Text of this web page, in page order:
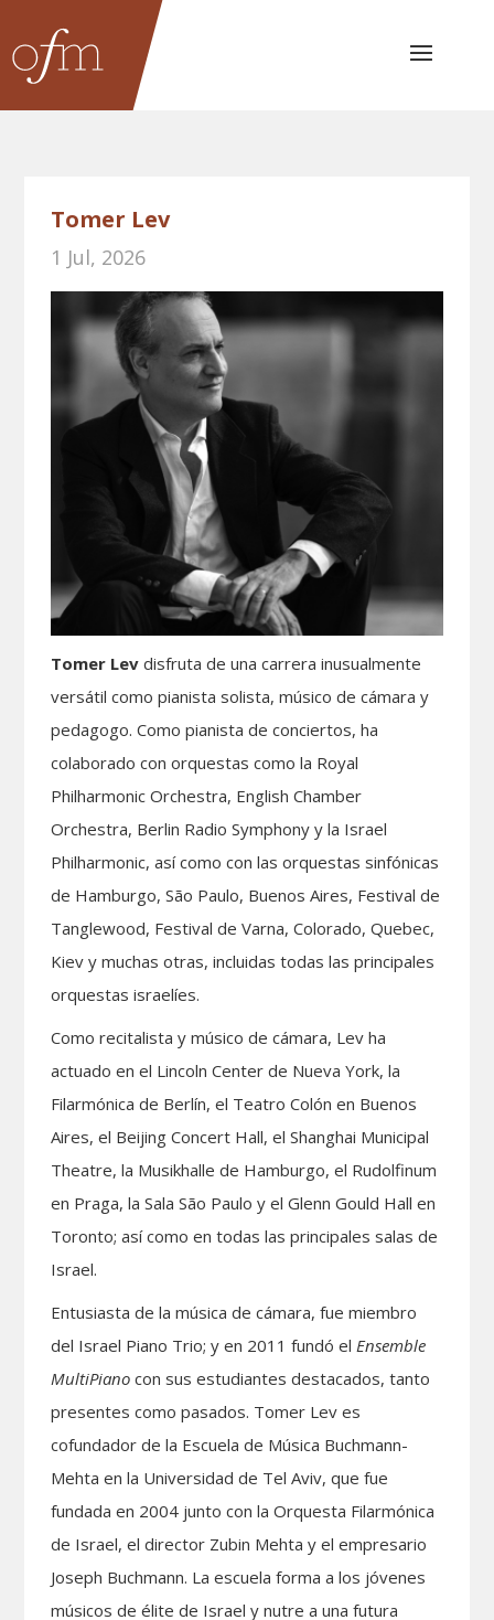
Tomer Lev
1 Jul, 2026
Tomer Lev disfruta de una carrera inusualmente
versátil como pianista solista, músico de cámara y
pedagogo. Como pianista de conciertos, ha
colaborado con orquestas como la Royal
Philharmonic Orchestra, English Chamber
Orchestra, Berlin Radio Symphony y la Israel
Philharmonic, así como con las orquestas sinfónicas
de Hamburgo, São Paulo, Buenos Aires, Festival de
Tanglewood, Festival de Varna, Colorado, Quebec,
Kiev y muchas otras, incluidas todas las principales
orquestas israelíes.
Como recitalista y músico de cámara, Lev ha
actuado en el Lincoln Center de Nueva York, la
Filarmónica de Berlín, el Teatro Colón en Buenos
Aires, el Beijing Concert Hall, el Shanghai Municipal
Theatre, la Musikhalle de Hamburgo, el Rudolfinum
en Praga, la Sala São Paulo y el Glenn Gould Hall en
Toronto; así como en todas las principales salas de
Israel.
Entusiasta de la música de cámara, fue miembro
del Israel Piano Trio; y en 2011 fundó elEnsemble
MultiPiano con sus estudiantes destacados, tanto
presentes como pasados. Tomer Lev es
cofundador de la Escuela de Música Buchmann-
Mehta en la Universidad de Tel Aviv, que fue
fundada en 2004 junto con la Orquesta Filarmónica
de Israel, el director Zubin Mehta y el empresario
Joseph Buchmann. La escuela forma a los jóvenes
músicos de élite de Israel y nutre a una futura